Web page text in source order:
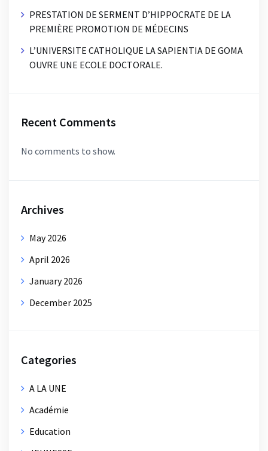
PRESTATION DE SERMENT D’HIPPOCRATE DE LA
PREMIÈRE PROMOTION DE MÉDECINS
L’UNIVERSITE CATHOLIQUE LA SAPIENTIA DE GOMA
OUVRE UNE ECOLE DOCTORALE.
Recent Comments
No comments to show.
Archives
May 2026
April 2026
January 2026
December 2025
Categories
A LA UNE
Académie
Education